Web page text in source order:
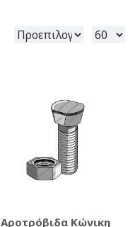
Αροτρόβιδα Κώνικη